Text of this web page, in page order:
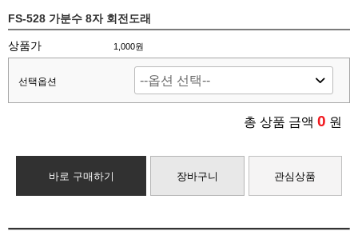
FS-528 가분수 8자 회전도래
상품가 1,000원
선택옵션
총 상품 금액 0 원
바로 구매하기 장바구니 관심상품